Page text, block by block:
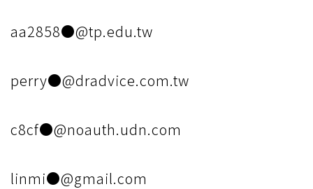
aa2858●@tp.edu.tw
perry●@dradvice.com.tw
c8cf●@noauth.udn.com
linmi●@gmail.com